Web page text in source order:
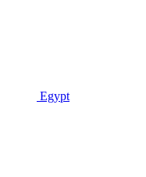
Egypt